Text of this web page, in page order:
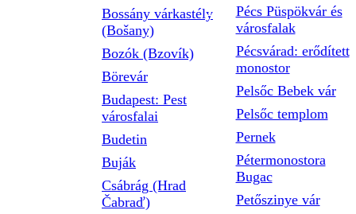
Bossány várkastély
(Bošany)
Bozók (Bzovík)
Börevár
Budapest: Pest
városfalai
Budetin
Buják
Csábrág (Hrad
Čabraď)
Pécs Püspökvár és
városfalak
Pécsvárad: erődített
monostor
Pelsőc Bebek vár
Pelsőc templom
Pernek
Pétermonostora
Bugac
Petőszinye vár